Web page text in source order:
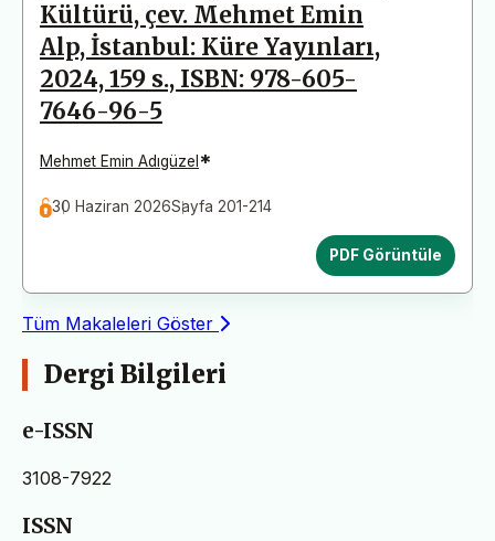
Kültürü, çev. Mehmet Emin
Alp, İstanbul: Küre Yayınları,
2024, 159 s., ISBN: 978-605-
7646-96-5
Mehmet Emin Adıgüzel *
30 Haziran 2026Sayfa 201-214
PDF Görüntüle
Tüm Makaleleri Göster
Dergi Bilgileri
e-ISSN
3108-7922
ISSN